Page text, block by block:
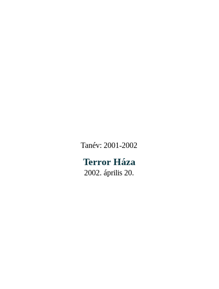
Tanév: 2001-2002
Terror Háza
2002. április 20.